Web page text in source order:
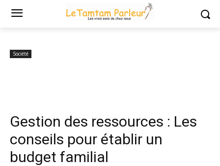
Accueil
Gestion des ressources : Les conseils pour établir un
Société
Gestion des ressources : Les
conseils pour établir un
budget familial